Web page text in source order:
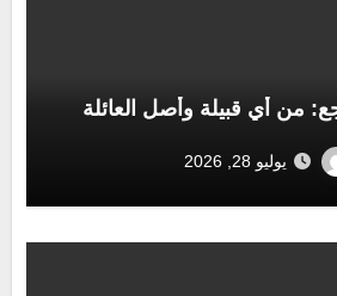
من أي قبيلة وأصل العائلة
يوليو 28, 2026